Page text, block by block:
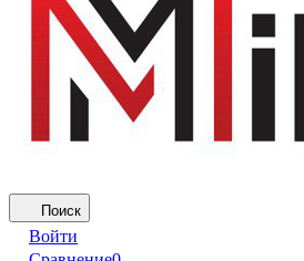
Поиск
Войти